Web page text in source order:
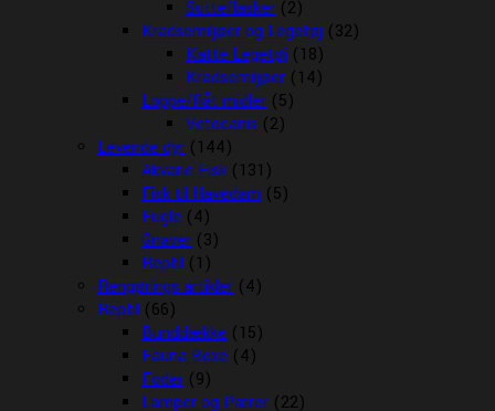
Sutteflasker (2)
Kradsemiljøer og Legetøj (32)
Katte Legetøj (18)
Kradsemiljøer (14)
Loppe/flåt midler (5)
Vetocanis (2)
Levende dyr (144)
Akvarie Fisk (131)
Fisk til Havedam (5)
Fugle (4)
Gnaver (3)
Reptil (1)
Rengørings artikler (4)
Reptil (66)
Bunddække (15)
Fauna Boxe (4)
Foder (9)
Lamper og Pærer (22)